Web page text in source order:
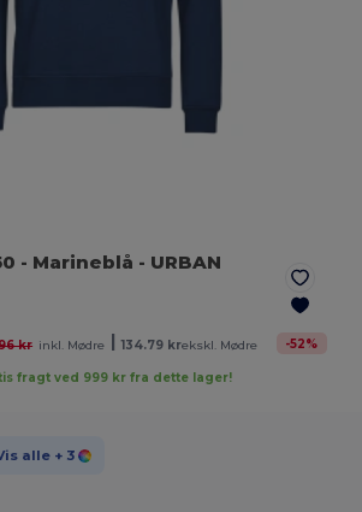
- Marineblå - URBAN
kr inkl. Mødre 134.79 krekskl. Mødre -52%
fragt ved 999 kr fra dette lager!
alle + 3